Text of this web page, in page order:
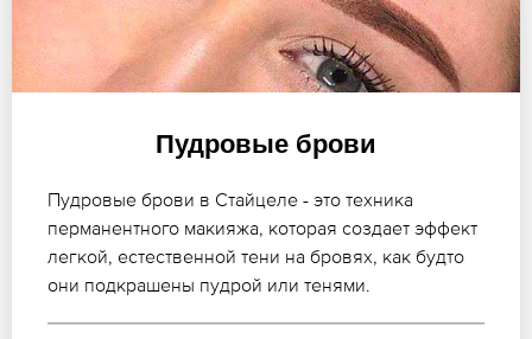
Пудровые брови
Пудровые брови в Стайцеле - это техника
перманентного макияжа, которая создает эффект
легкой, естественной тени на бровях, как будто
они подкрашены пудрой или тенями.